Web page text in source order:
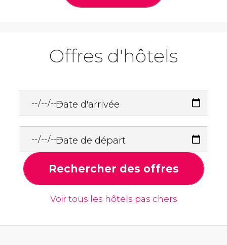
Offres d'hôtels
Date d'arrivée
Date de départ
Rechercher des offres
Voir tous les hôtels pas chers